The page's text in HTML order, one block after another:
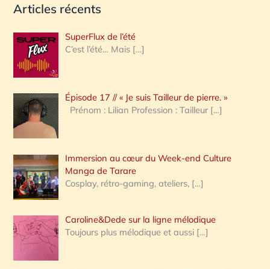
c
e
r
c
h
e
:
Articles récents
SuperFlux de l’été
C’est l’été… Mais […]
Épisode 17 // « Je suis Tailleur de pierre. »
Prénom : Lilian Profession : Tailleur […]
Immersion au cœur du Week-end Culture
Manga de Tarare
Cosplay, rétro-gaming, ateliers, […]
Caroline&Dede sur la ligne mélodique
Toujours plus mélodique et aussi […]